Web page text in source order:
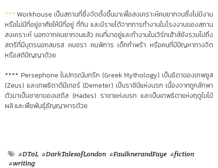
*** Workhouse เป็นสถานที่ซึ่งจัดตั้งขึ้นมาเพื่อสงเคราะห์คนยากจนซึ่งไม่มีงาน
หรือไม่มีที่อยู่อาศัยให้มีที่อยู่ ที่กิน และมีรายได้จากการทำงานในโรงงานของสถาน
สงเคราะห์ นอกจากคนยากจนแล้ว คนที่มาอยู่และทำงานในเวิร์กเฮ้าส์ยังรวมไปถึง
สตรีที่มีบุตรนอกสมรส คนชรา คนพิการ เด็กกำพร้า หรือคนที่มีปัญหาทางจิต
หรือสติปัญญาด้วย
**** Persephone ในปกรณัมกรีก (Greek Mythology) เป็นธิดาของเทพซูส
(Zeus) และเทพธิดาดีมีเทอร์ (Demeter) เป็นราชินีแห่งนรก เนื่องจากถูกลักพา
ตัวมาเป็นชายาของเฮดีส (Hades) ราชาแห่งนรก และเป็นเทพธิดาแห่งฤดูใบไม้
ผลิ และพืชพันธุ์ธัญญาหารด้วย
#DToL #DarkTalesofLondon #FaulknerandFaye #fiction
#writing